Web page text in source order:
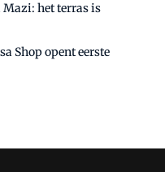
het terras is
Shop opent eerste